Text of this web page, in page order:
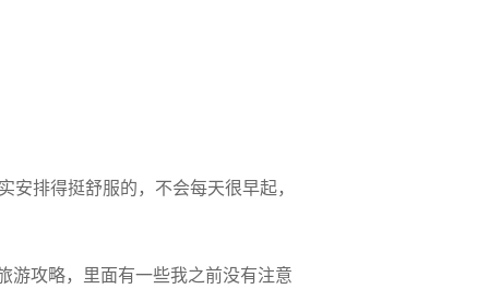
安排得挺舒服的，不会每天很早起，
游攻略，里面有一些我之前没有注意